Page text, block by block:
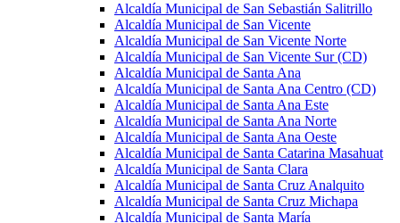
Alcaldía Municipal de San Sebastián Salitrillo
Alcaldía Municipal de San Vicente
Alcaldía Municipal de San Vicente Norte
Alcaldía Municipal de San Vicente Sur (CD)
Alcaldía Municipal de Santa Ana
Alcaldía Municipal de Santa Ana Centro (CD)
Alcaldía Municipal de Santa Ana Este
Alcaldía Municipal de Santa Ana Norte
Alcaldía Municipal de Santa Ana Oeste
Alcaldía Municipal de Santa Catarina Masahuat
Alcaldía Municipal de Santa Clara
Alcaldía Municipal de Santa Cruz Analquito
Alcaldía Municipal de Santa Cruz Michapa
Alcaldía Municipal de Santa María